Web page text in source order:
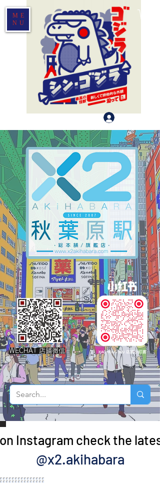
ME
NU
WECHAT 店鋪微信
Instagram check the
@x2.akihabara